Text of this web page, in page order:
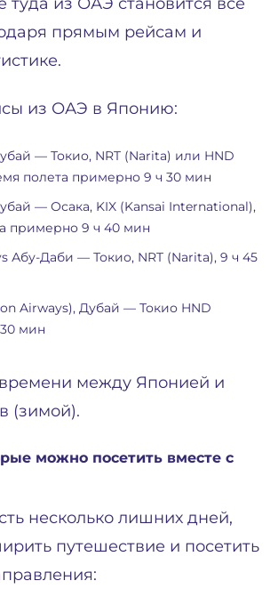
прямым рейсам и
из ОАЭ в Японию:
— Токио, NRT (Narita) или HND
полета примерно 9 ч 30 мин
— Осака, KIX (Kansai International),
примерно 9 ч 40 мин
Абу-Даби — Токио, NRT (Narita), 9 ч 45
Airways), Дубай — Токио HND
мин
между Японией и
(зимой).
можно посетить вместе с
несколько лишних дней,
путешествие и посетить